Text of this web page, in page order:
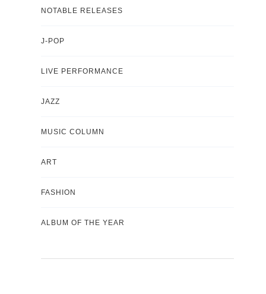
NOTABLE RELEASES
J-POP
LIVE PERFORMANCE
JAZZ
MUSIC COLUMN
ART
FASHION
ALBUM OF THE YEAR